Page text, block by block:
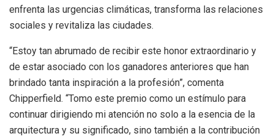
enfrenta las urgencias climáticas, transforma las relaciones
sociales y revitaliza las ciudades.
“Estoy tan abrumado de recibir este honor extraordinario y
de estar asociado con los ganadores anteriores que han
brindado tanta inspiración a la profesión”, comenta
Chipperfield. “Tomo este premio como un estímulo para
continuar dirigiendo mi atención no solo a la esencia de la
arquitectura y su significado, sino también a la contribución